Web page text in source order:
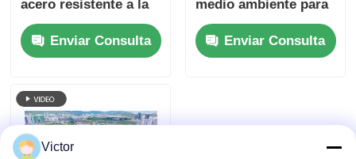
acero resistente a la
intemperie,
resistente,
anticorrosión
Enviar Consulta
medio ambiente para
la construcción de
techos y
revestimientos de
Enviar Consulta
Victor